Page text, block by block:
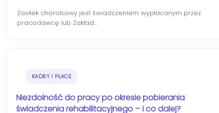
Zasiłek chorobowy jest świadczeniem wypłacanym przez
pracodawcę lub Zakład…
KADRY I PŁACE
Niezdolność do pracy po okresie pobierania
świadczenia rehabilitacyjnego – i co dalej?